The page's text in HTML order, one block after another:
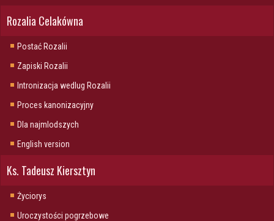
Rozalia Celakówna
Postać Rozalii
Zapiski Rozalii
Intronizacja wedlug Rozalii
Proces kanonizacyjny
Dla najmlodszych
English version
Ks. Tadeusz Kiersztyn
Życiorys
Uroczystości pogrzebowe